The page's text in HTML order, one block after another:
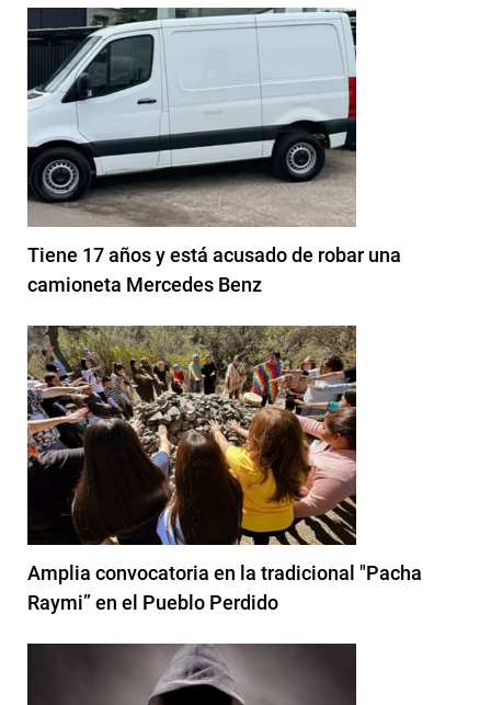
Tiene 17 años y está acusado de robar una
camioneta Mercedes Benz
Amplia convocatoria en la tradicional "Pacha
Raymi” en el Pueblo Perdido